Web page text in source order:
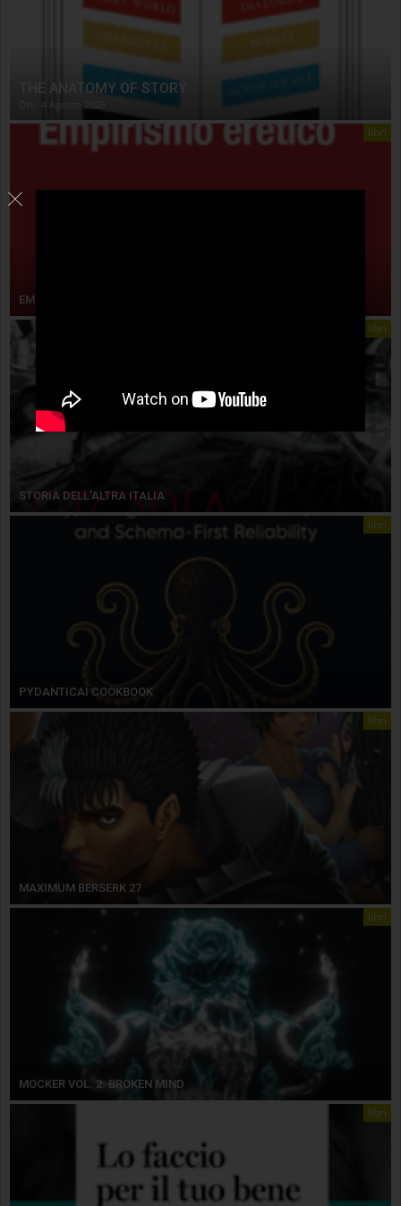
THE ANATOMY OF STORY
4 Agosto 2026
libri
EMPIRISMO ERETICO
libri
STORIA DELL’ALTRA ITALIA
libri
PYDANTICAI COOKBOOK
libri
MAXIMUM BERSERK 27
libri
MOCKER VOL. 2. BROKEN MIND
libri